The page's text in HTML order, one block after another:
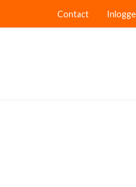
Contact